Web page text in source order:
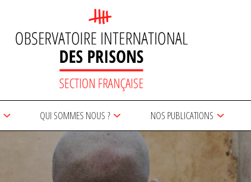
QUI SOMMES NOUS ? NOS PUBLICATIONS